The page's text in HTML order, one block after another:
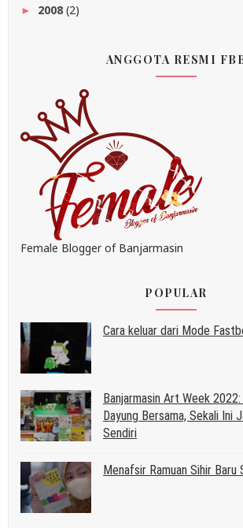
► 2008 (2)
ANGGOTA RESMI
Female Blogger of Banjarmasin
POPULAR
Cara keluar dari Mode
Banjarmasin Art Week
Dayung Bersama, Sekali Ini
Sendiri
Menafsir Ramuan Sihir Baru